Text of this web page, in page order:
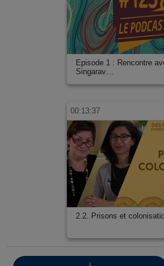
Episode 1 : Rencontre
Singarav…
00:13:37
2.2. Prisons et